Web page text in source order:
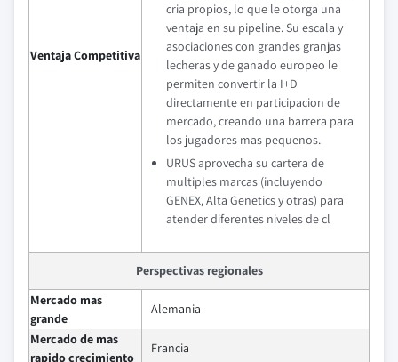
Ventaja Competitiva
cria propios, lo que le otorga una
ventaja en su pipeline. Su escala y
asociaciones con grandes granjas
lecheras y de ganado europeo le
permiten convertir la I+D
directamente en participacion de
mercado, creando una barrera para
los jugadores mas pequenos.
URUS aprovecha su cartera de
multiples marcas (incluyendo
GENEX, Alta Genetics y otras) para
atender diferentes niveles de cl
Perspectivas regionales
Mercado mas
grande
Alemania
Mercado de mas
rapido crecimiento
Francia